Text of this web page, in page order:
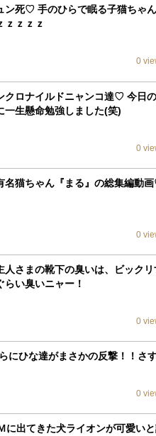
ン死♡ 手のひらで眠る子猫ちゃ
ｚｚｚｚ
0
クロナイルドニャンコ達♡ 今日
一生懸命勉強しました(笑)
0
名猫ちゃん『まる』の総集編動
0
人さまの靴下の臭いは、ビックリ
らい臭いニャー！
0
にひな達がまさかの反撃！！さ
0
に出てきた犬ライオンが可愛い